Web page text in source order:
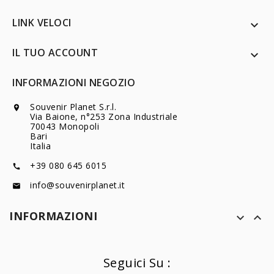
LINK VELOCI 
IL TUO ACCOUNT 
INFORMAZIONI NEGOZIO

Souvenir Planet S.r.l.
Via Baione, n°253 Zona Industriale
70043 Monopoli
Bari
Italia
 +39 080 645 6015
 info@souvenirplanet.it
INFORMAZIONI  
Seguici Su :